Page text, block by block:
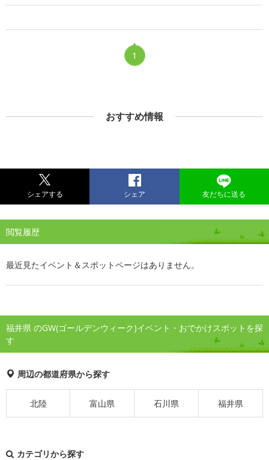
1
おすすめ情報
シェアする シェア 友だちに送る
閲覧履歴
最近見たイベント＆スポットページはありません。
福井県 のGW(ゴールデンウィーク)イベント・おでかけスポットを探
す
周辺の都道府県から探す
北陸 富山県 石川県 福井県
カテゴリから探す